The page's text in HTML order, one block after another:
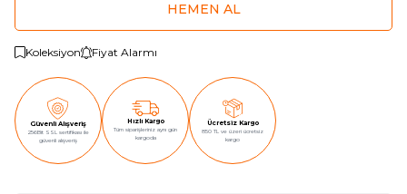
HEMEN AL
Koleksiyon Fiyat Alarmı
Güvenli Alışveriş
256Bit SSL sertifikası ile
güvenli alışveriş
Hızlı Kargo
Tüm siparişleriniz aynı gün
kargoda
Ücretsiz Kargo
850 TL ve üzeri ücretsiz
kargo